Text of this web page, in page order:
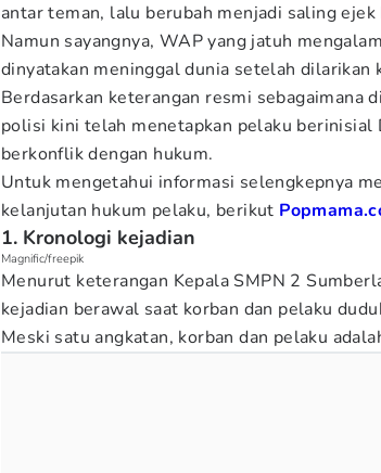
antar teman, lalu berubah menjadi saling
Namun sayangnya, WAP yang jatuh
dinyatakan meninggal dunia setelah dilarikan
Berdasarkan keterangan resmi sebagaimana
polisi kini telah menetapkan pelaku berinisial
berkonflik dengan hukum.
Untuk mengetahui informasi selengkepnya
kelanjutan hukum pelaku, berikut
1. Kronologi kejadian
Magnific/freepik
Menurut keterangan Kepala SMPN 2
kejadian berawal saat korban dan pelaku
Meski satu angkatan, korban dan pelaku